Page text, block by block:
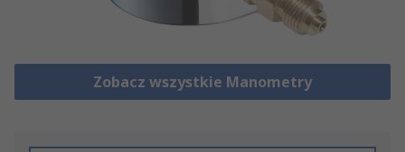
Zobacz wszystkie Manometry